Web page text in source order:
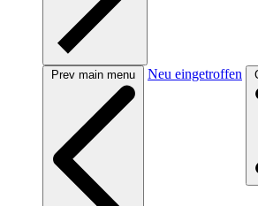
Prev main menu Neu eingetroffen